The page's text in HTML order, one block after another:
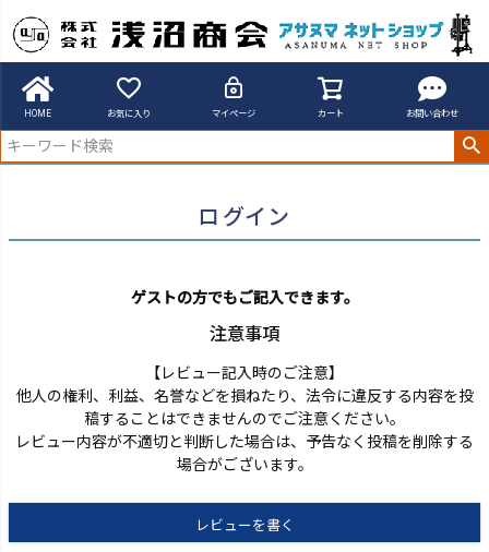
HOME お気に入り マイページ カート お問い合わせ
アサヌマネットショップ
ログイン
ゲストの方でもご記入できます。
注意事項
【レビュー記入時のご注意】
他人の権利、利益、名誉などを損ねたり、法令に違反する内容を投
稿することはできませんのでご注意ください。
レビュー内容が不適切と判断した場合は、予告なく投稿を削除する
場合がございます。
レビューを書く